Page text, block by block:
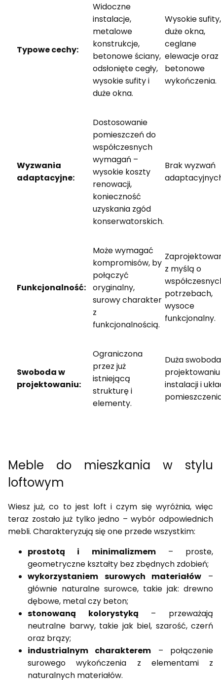
Typowe cechy:
Widoczne
instalacje,
metalowe
konstrukcje,
betonowe ściany,
odsłonięte cegły,
wysokie sufity i
duże okna.
Wysokie sufity,
duże okna,
ceglane
elewacje oraz
betonowe
wykończenia.
Wyzwania
adaptacyjne:
Dostosowanie
pomieszczeń do
współczesnych
wymagań –
wysokie koszty
renowacji,
konieczność
uzyskania zgód
konserwatorskich.
Brak wyzwań
Funkcjonalność:
Może wymagać
kompromisów, by
połączyć
oryginalny,
surowy charakter
z
funkcjonalnością.
z myślą o
potrzebach,
wysoce
funkcjonalny.
Swoboda w
projektowaniu:
Ograniczona
przez już
istniejącą
strukturę i
elementy.
Duża
projektowaniu
instalacji i
Meble do mieszkania w stylu
loftowym
Wiesz już, co to jest loft i czym się wyróżnia, więc
teraz zostało już tylko jedno – wybór odpowiednich
mebli. Charakteryzują się one przede wszystkim:
prostotą i minimalizmem– proste,
geometryczne kształty bez zbędnych zdobień;
wykorzystaniem surowych materiałów –
głównie naturalne surowce, takie jak: drewno
dębowe, metal czy beton;
stonowaną kolorystyką – przeważają
neutralne barwy, takie jak biel, szarość, czerń
oraz brązy;
industrialnym charakterem – połączenie
surowego wykończenia z elementami z
naturalnych materiałów.